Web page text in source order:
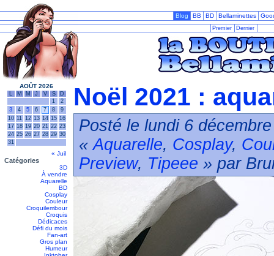
Blog BB BD Bellaminettes
Premier Dernier
AOÛT 2026
L M M J V S
D
1
2
3
4 5 6 7 8
9
10 11 12 13 14 15 16
17 18 19 20 21 22 23
24 25 26 27 28 29 30
31
« Juil
Catégories
3D
À vendre
Aquarelle
BD
Cosplay
Couleur
Croquilembour
Croquis
Dédicaces
Défi du mois
Fan-art
Gros plan
Humeur
Noël 2021 :
Posté le lundi 6
«Aquarelle, Cosplay,
Preview, Tipeee » par